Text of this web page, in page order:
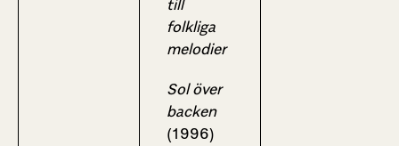
till
folkliga
melodier
Sol över
backen
(1996)